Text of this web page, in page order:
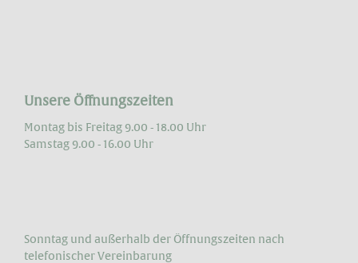
Unsere Öffnungszeiten
Montag bis Freitag 9.00 - 18.00 Uhr
Samstag 9.00 - 16.00 Uhr
Sonntag und außerhalb der Öffnungs­zeiten nach
telefonischer Vereinbarung